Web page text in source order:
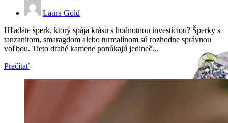
Laura Gold
Hľadáte šperk, ktorý spája krásu s hodnotnou investíciou? Šperky s
tanzanitom, smaragdom alebo turmalínom sú rozhodne správnou
voľbou. Tieto drahé kamene ponúkajú jedineč...
Prečítať